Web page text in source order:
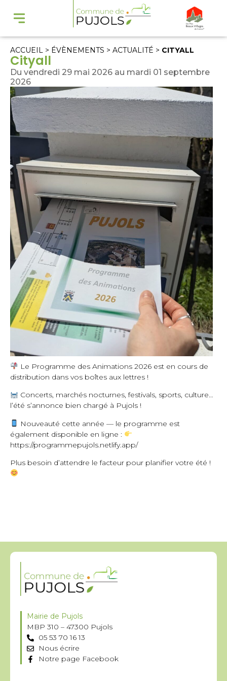
ACCUEIL > ÉVÈNEMENTS > ACTUALITÉ > CITYALL
Cityall
Du vendredi 29 mai 2026 au mardi 01 septembre
2026
Le Programme des Animations 2026 est en cours de
distribution dans vos boîtes aux lettres !
Concerts, marchés nocturnes, festivals, sports, culture…
l’été s’annonce bien chargé à Pujols !
Nouveauté cette année — le programme est
également disponible en ligne :
https://programmepujols.netlify.app/
Plus besoin d’attendre le facteur pour planifier votre été !
Mairie de Pujols
MBP 310 – 47300 Pujols
05 53 70 16 13
Nous écrire
Notre page Facebook